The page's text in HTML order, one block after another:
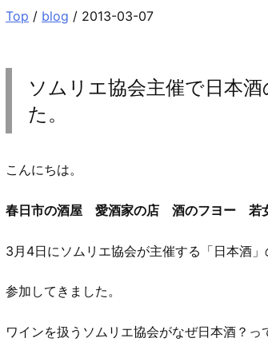
Top / blog / 2013-03-07
ソムリエ協会主催で日本
た。
こんにちは。
春日市の酒屋 愛酒家の店 酒のフヨー 若
3月4日にソムリエ協会が主催する「日本酒」
参加してきました。
ワインを扱うソムリエ協会がなぜ日本酒？っ